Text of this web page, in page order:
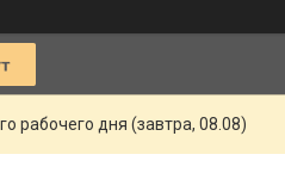
рабочего дня (завтра, 08.08)